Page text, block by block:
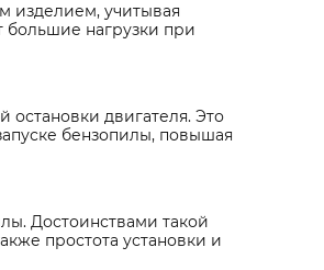
изделием, учитывая
большие нагрузки при
двигателя. Это
бензопилы, повышая
Достоинствами такой
простота установки и